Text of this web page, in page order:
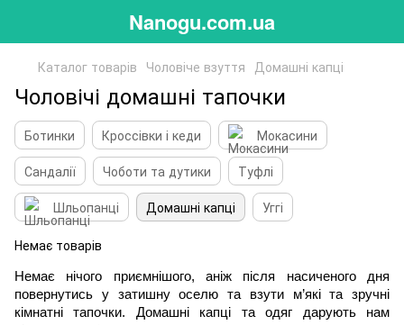
Nanogu.com.ua
Каталог товарів Чоловіче взуття Домашні капці
Чоловічі домашні тапочки
Ботинки Кроссівки і кеди
Мокасини
Сандалії
Чоботи та дутики
Туфлі
Шльопанці
Домашні капці Уггі
Немає товарів
Немає нічого приємнішого, аніж після насиченого дня
повернутись у затишну оселю та взути м’які та зручні
кімнатні тапочки. Домашні капці та одяг дарують нам